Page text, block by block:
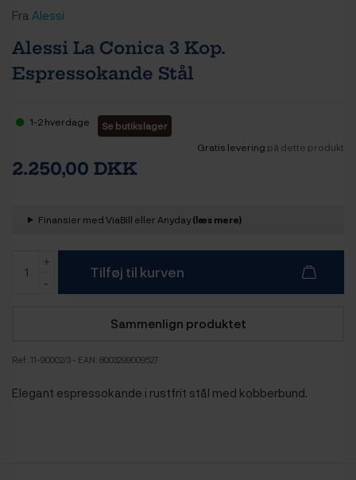
Fra Alessi
Alessi La Conica 3 Kop.
Espressokande Stål
1-2 hverdage
Se butikslager
Gratis levering på dette produkt
2.250,00 DKK
Finansier med ViaBill eller Anyday(læs mere)
Tilføj til kurven
Sammenlign produktet
Ref: 11-90002/3 - EAN: 8003299009527
Elegant espressokande i rustfrit stål med kobberbund.